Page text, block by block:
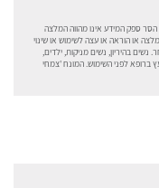
הסר ספק המידע אינו מהווה המלצה
או הוראה או עצה לשימוש או שינוי
נשים בהיריון, נשים מניקות, ילדים,
ברופא לפני השימוש. המונח 'צמחי